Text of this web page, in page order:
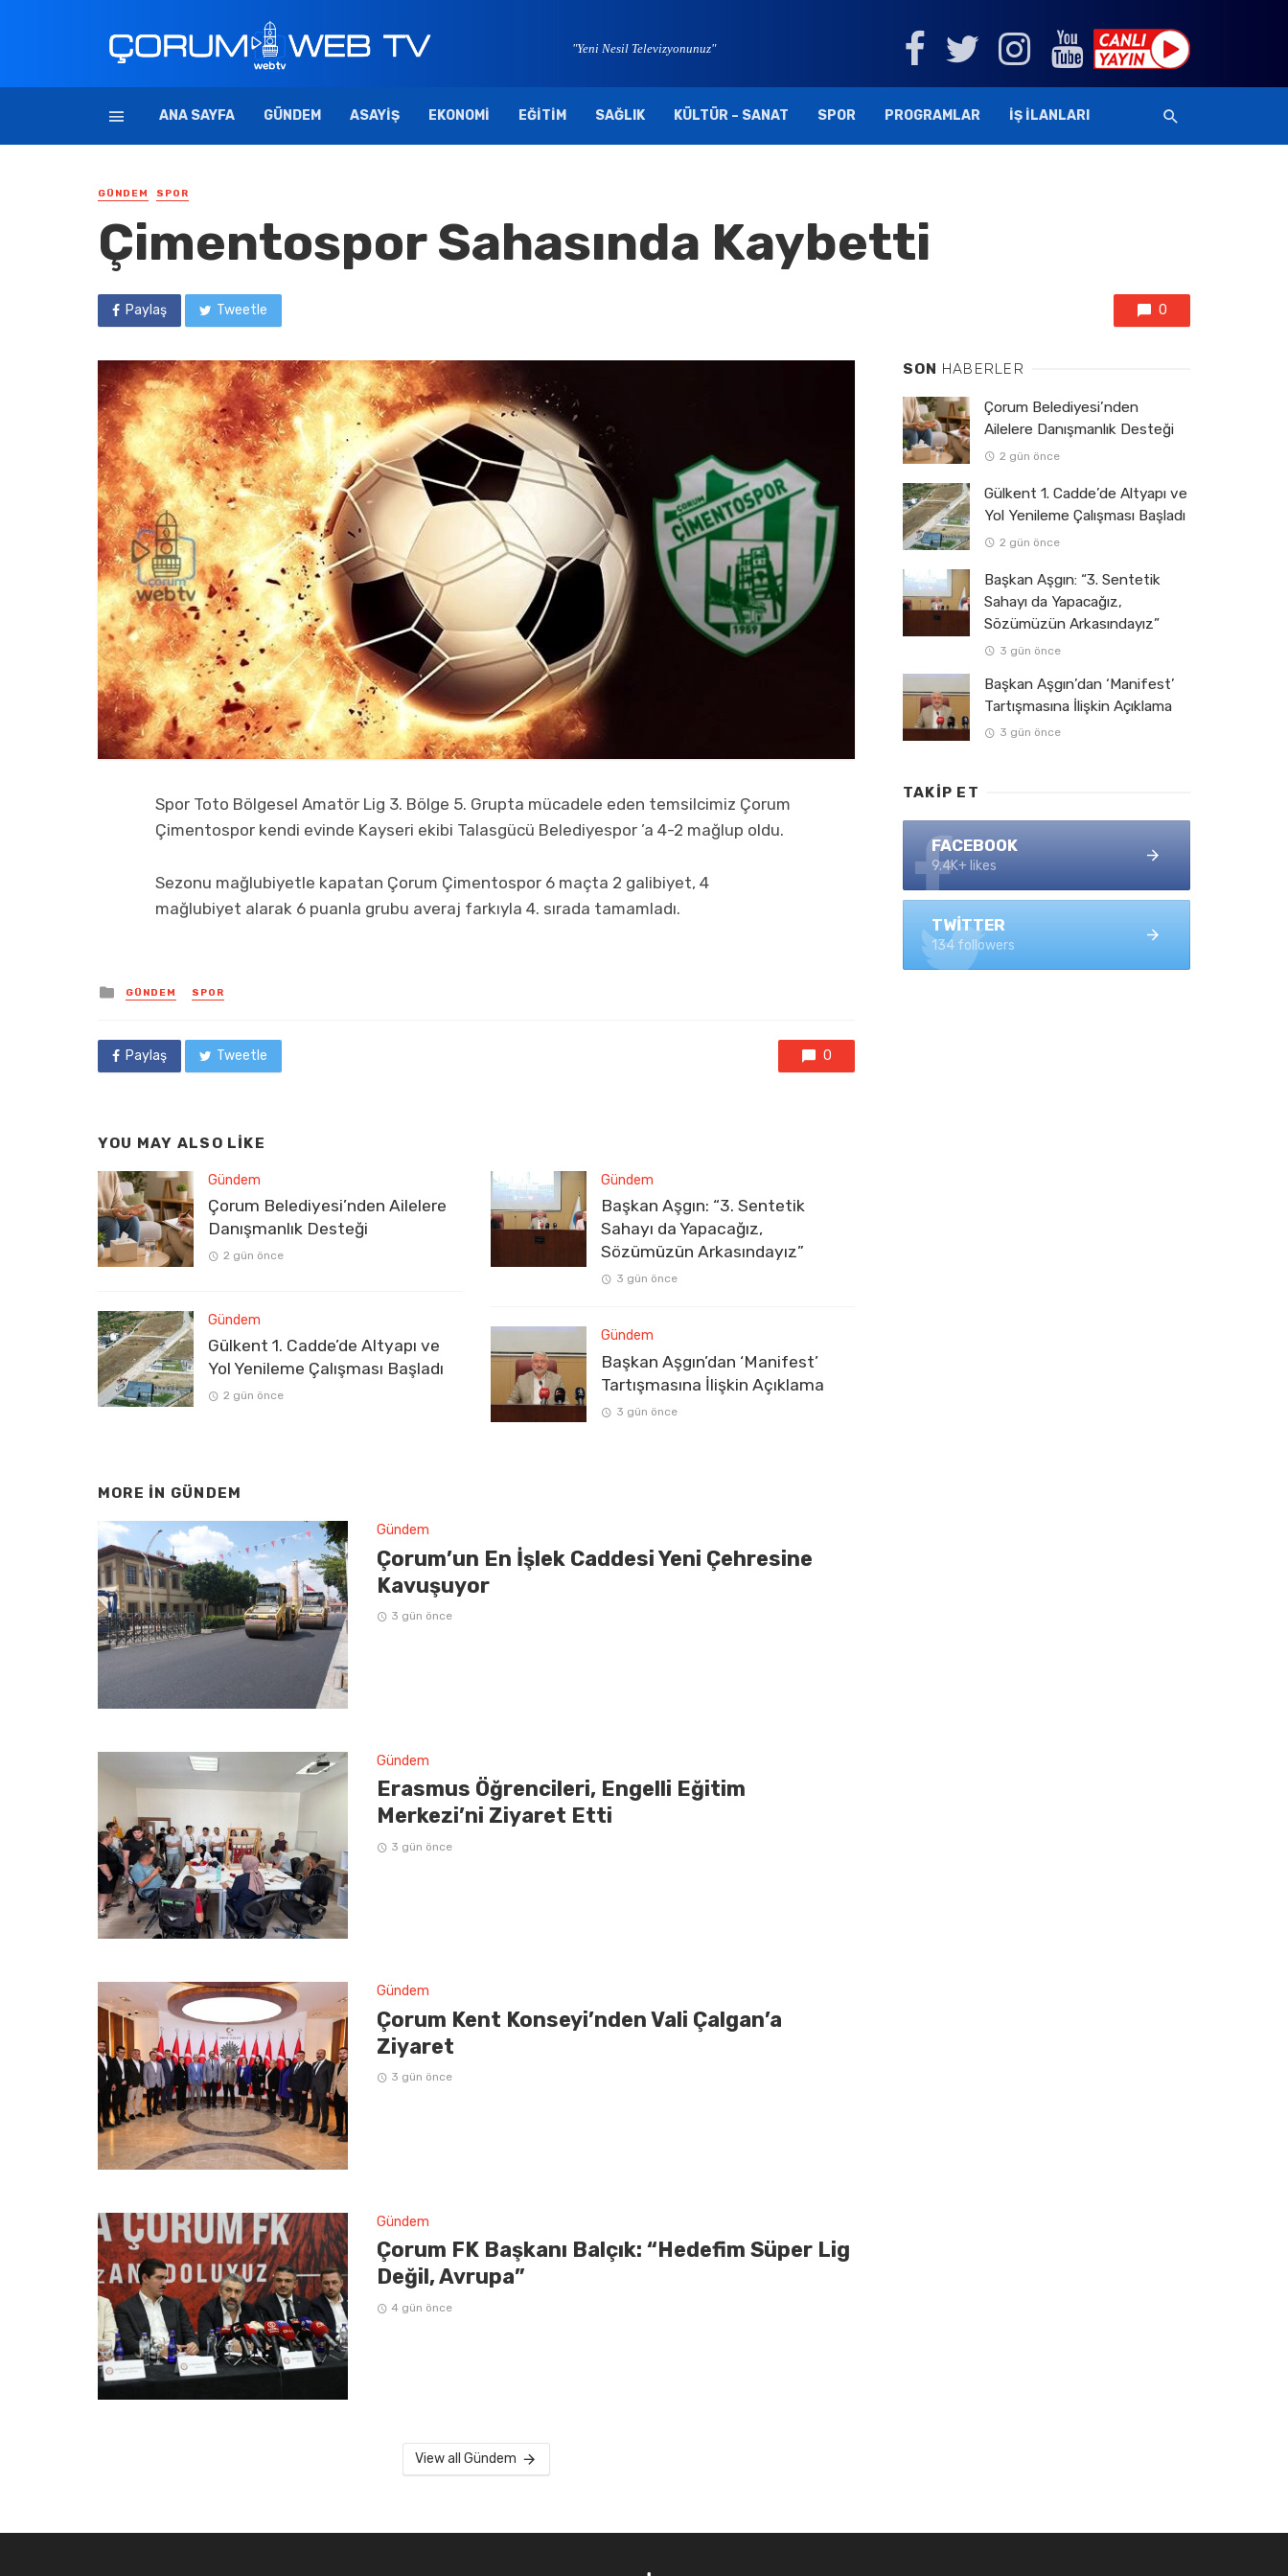
"Yeni Nesil Televizyonunuz"
ANA SAYFA GÜNDEM ASAYIŞ EKONOMI EĞITIM SAĞLIK KÜLTÜR – SANAT SPOR PROGRAMLAR İŞ İLANLARI
GÜNDEM SPOR
Çimentospor Sahasında Kaybetti
Paylaş Tweetle 0
Spor Toto Bölgesel Amatör Lig 3. Bölge 5. Grupta mücadele eden temsilcimiz Çorum
Çimentospor kendi evinde Kayseri ekibi Talasgücü Belediyespor ’a 4-2 mağlup oldu.
Sezonu mağlubiyetle kapatan Çorum Çimentospor 6 maçta 2 galibiyet, 4
mağlubiyet alarak 6 puanla grubu averaj farkıyla 4. sırada tamamladı.
Posted
in
GÜNDEM SPOR
Paylaş Tweetle 0
YOU MAY ALSO LIKE
Gündem
Çorum Belediyesi’nden Ailelere
Danışmanlık Desteği
2 gün önce
Gündem
Gülkent 1. Cadde’de Altyapı ve
Yol Yenileme Çalışması Başladı
2 gün önce
Gündem
Başkan Aşgın: “3. Sentetik
Sahayı da Yapacağız,
Sözümüzün Arkasındayız”
3 gün önce
Gündem
Başkan Aşgın’dan ‘Manifest’
Tartışmasına İlişkin Açıklama
3 gün önce
MORE IN GÜNDEM
Gündem
Çorum’un En İşlek Caddesi Yeni Çehresine
Kavuşuyor
3 gün önce
Gündem
Erasmus Öğrencileri, Engelli Eğitim
Merkezi’ni Ziyaret Etti
3 gün önce
Gündem
Çorum Kent Konseyi’nden Vali Çalgan’a
Ziyaret
3 gün önce
Gündem
Çorum FK Başkanı Balçık: “Hedefim Süper Lig
Değil, Avrupa”
4 gün önce
View all Gündem
SON HABERLER
Çorum Belediyesi’nden
Ailelere Danışmanlık Desteği
2 gün önce
Gülkent 1. Cadde’de Altyapı ve
Yol Yenileme Çalışması Başladı
2 gün önce
Başkan Aşgın: “3. Sentetik
Sahayı da Yapacağız,
Sözümüzün Arkasındayız”
3 gün önce
Başkan Aşgın’dan ‘Manifest’
Tartışmasına İlişkin Açıklama
3 gün önce
TAKIP ET
FACEBOOK
9.4K+ likes
TWITTER
134 followers